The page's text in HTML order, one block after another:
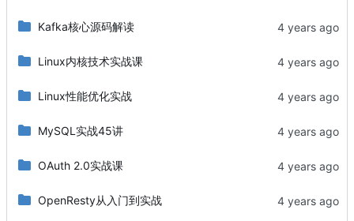
Kafka核心源码解读
Linux内核技术实战课
Linux性能优化实战
MySQL实战45讲
OAuth 2.0实战课
OpenResty从入门到实战